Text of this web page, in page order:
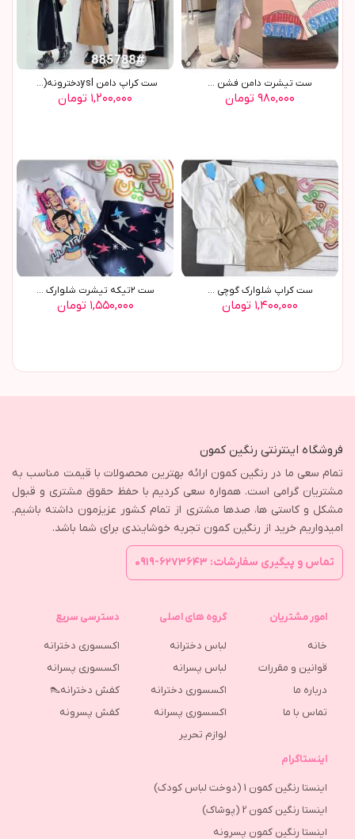
ست تیشرت دامن فشن ...
۹۸۰,۰۰۰ تومان
ست کراپ دامن yslدخترونه(9744)
۱,۲۰۰,۰۰۰ تومان
ست کراپ شلوارک گوچی ...
۱,۴۰۰,۰۰۰ تومان
ست ٢تیکه تیشرت شلوارک ...
۱,۵۵۰,۰۰۰ تومان
فروشگاه اینترنتی رنگین کمون
تمام سعی ما در رنگین کمون ارائه بهترین محصولات با قیمت مناسب به
مشتریان گرامی است. همواره سعی کردیم با حفظ حقوق مشتری و قبول
مشکل و کاستی ها، صدها مشتری از تمام کشور عزیزمون داشته باشیم.
امیدواریم خرید از رنگین کمون تجربه خوشایندی برای شما باشد.
تماس و پیگیری سفارشات: ۶۲۷۳۶۴۳-۰۹۱۹
امور مشتریان
خانه
قوانین و مقررات
درباره ما
تماس با ما
گروه های اصلی
لباس دخترانه
لباس پسرانه
اکسسوری دخترانه
اکسسوری پسرانه
لوازم تحریر
دسترسی سریع
اکسسوری دخترانه
اکسسوری پسرانه
کفش دخترانه👠
كفش پسرونه
اینستاگرام
اینستا رنگین کمون 1 (دوخت لباس کودک)
اینستا رنگین کمون 2 (پوشاک)
اینستا رنگین کمون پسرونه